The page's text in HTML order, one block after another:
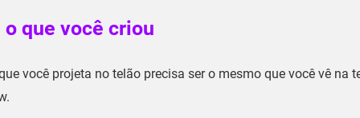
que você criou
você projeta no telão precisa ser o mesmo que você vê na